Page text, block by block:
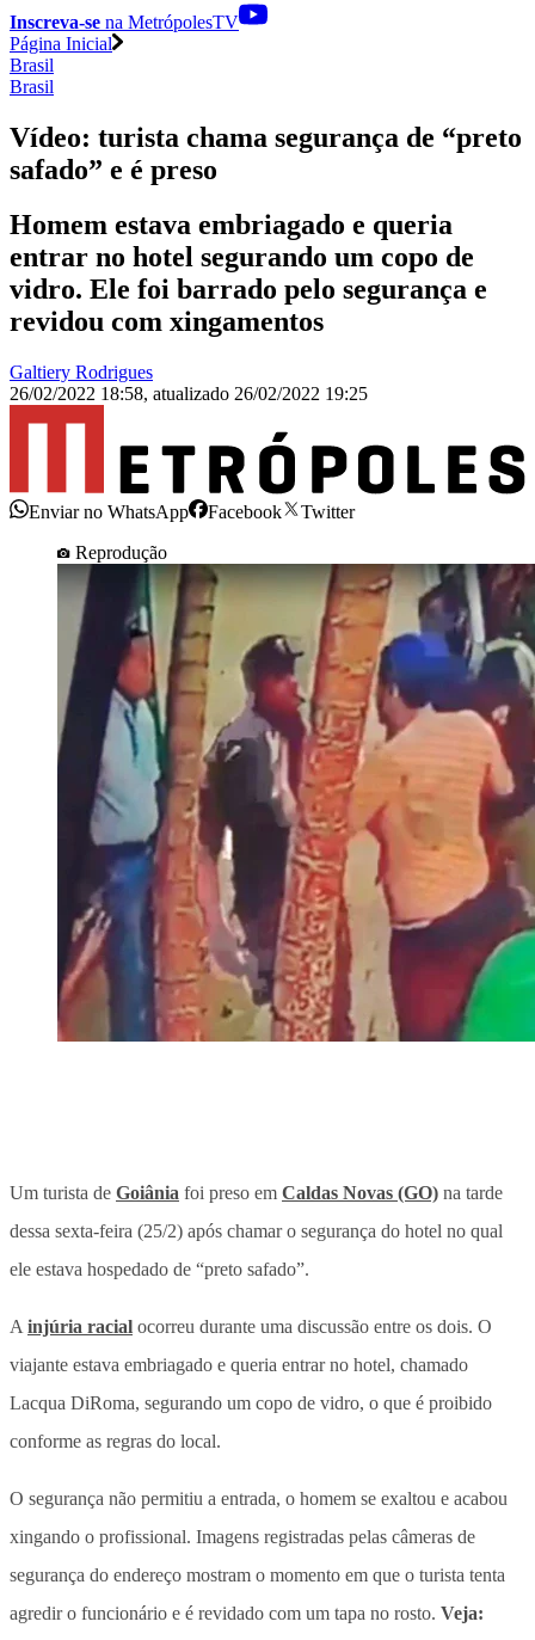
Inscreva-se na MetrópolesTV
Página Inicial
Brasil
Brasil
Vídeo: turista chama segurança de “preto
safado” e é preso
Homem estava embriagado e queria
entrar no hotel segurando um copo de
vidro. Ele foi barrado pelo segurança e
revidou com xingamentos
Galtiery Rodrigues
26/02/2022 18:58, atualizado 26/02/2022 19:25
Enviar no WhatsApp Facebook
Twitter
Reprodução
Um turista de Goiânia foi preso em Caldas Novas (GO) na tarde
dessa sexta-feira (25/2) após chamar o segurança do hotel no qual
ele estava hospedado de “preto safado”.
A injúria racial ocorreu durante uma discussão entre os dois. O
viajante estava embriagado e queria entrar no hotel, chamado
Lacqua DiRoma, segurando um copo de vidro, o que é proibido
conforme as regras do local.
O segurança não permitiu a entrada, o homem se exaltou e acabou
xingando o profissional. Imagens registradas pelas câmeras de
segurança do endereço mostram o momento em que o turista tenta
agredir o funcionário e é revidado com um tapa no rosto. Veja: